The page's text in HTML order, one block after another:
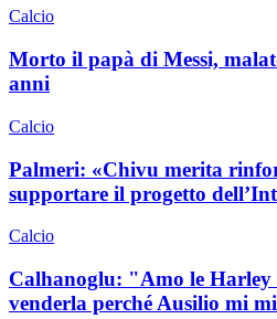
Calcio
Morto il papà di Messi,
anni
Calcio
Palmeri: «Chivu merita
supportare il progetto
Calcio
Calhanoglu: "Amo le Harley
venderla perché Ausilio mi